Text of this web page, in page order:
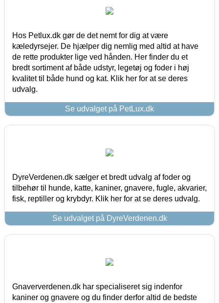
Hos Petlux.dk gør de det nemt for dig at være
kæledyrsejer. De hjælper dig nemlig med altid at have
de rette produkter lige ved hånden. Her finder du et
bredt sortiment af både udstyr, legetøj og foder i høj
kvalitet til både hund og kat. Klik her for at se deres
udvalg.
Se udvalget på PetLux.dk
DyreVerdenen.dk sælger et bredt udvalg af foder og
tilbehør til hunde, katte, kaniner, gnavere, fugle, akvarier,
fisk, reptiller og krybdyr. Klik her for at se deres udvalg.
Se udvalget på DyreVerdenen.dk
Gnaververdenen.dk har specialiseret sig indenfor
kaniner og gnavere og du finder derfor altid de bedste